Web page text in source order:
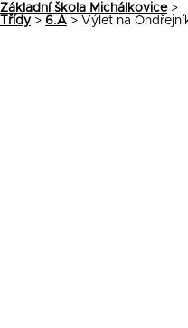
Základní škola Michálkovice>
Třídy> 6.A > Výlet na